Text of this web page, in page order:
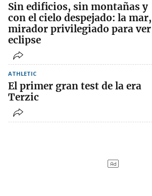
Sin edificios, sin montañas y
con el cielo despejado: la
mirador privilegiado para ver
eclipse
ATHLETIC
El primer gran test de la era
Terzic